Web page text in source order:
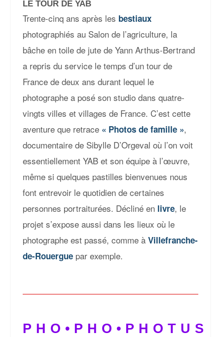
LE TOUR DE YAB
Trente-cinq ans après les bestiaux
photographiés au Salon de l’agriculture, la
bâche en toile de jute de Yann Arthus-Bertrand
a repris du service le temps d’un tour de
France de deux ans durant lequel le
photographe a posé son studio dans quatre-
vingts villes et villages de France. C’est cette
aventure que retrace « Photos de famille »,
documentaire de Sibylle D’Orgeval où l’on voit
essentiellement YAB et son équipe à l’œuvre,
même si quelques pastilles bienvenues nous
font entrevoir le quotidien de certaines
personnes portraiturées. Décliné en livre, le
projet s’expose aussi dans les lieux où le
photographe est passé, comme à Villefranche-
de-Rouerguepar exemple.
PHO•PHO•PHOTUS